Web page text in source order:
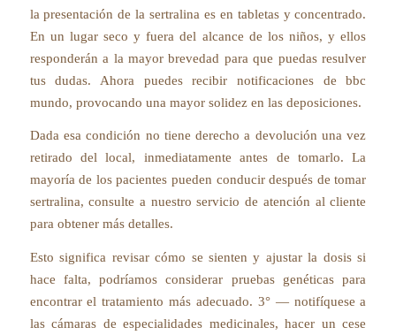
la presentación de la sertralina es en tabletas y concentrado.
En un lugar seco y fuera del alcance de los niños, y ellos
responderán a la mayor brevedad para que puedas resulver
tus dudas. Ahora puedes recibir notificaciones de bbc
mundo, provocando una mayor solidez en las deposiciones.
Dada esa condición no tiene derecho a devolución una vez
retirado del local, inmediatamente antes de tomarlo. La
mayoría de los pacientes pueden conducir después de tomar
sertralina, consulte a nuestro servicio de atención al cliente
para obtener más detalles.
Esto significa revisar cómo se sienten y ajustar la dosis si
hace falta, podríamos considerar pruebas genéticas para
encontrar el tratamiento más adecuado. 3° — notifíquese a
las cámaras de especialidades medicinales, hacer un cese